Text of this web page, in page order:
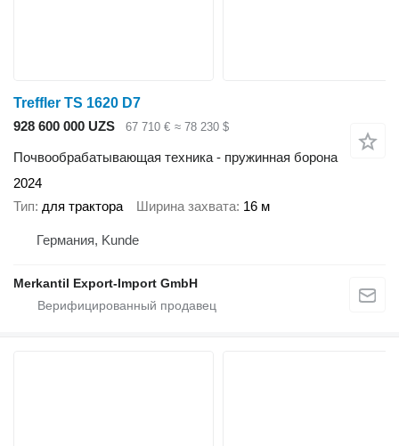
Treffler TS 1620 D7
928 600 000 UZS
67 710 € ≈ 78 230 $
Почвообрабатывающая техника - пружинная борона
2024
Тип для трактора Ширина захвата 16 м
Германия, Kunde
Merkantil Export-Import GmbH